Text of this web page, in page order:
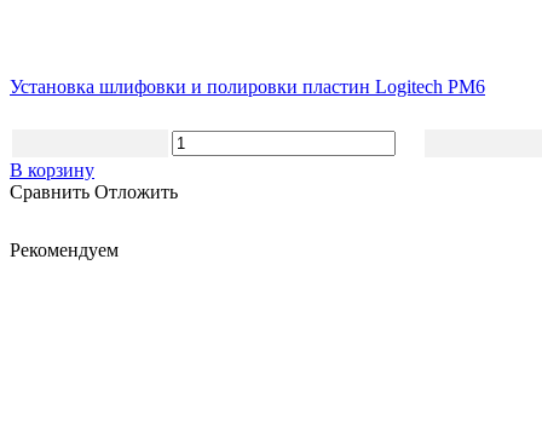
Установка шлифовки и полировки пластин Logitech PM6
В корзину
Сравнить Отложить
Рекомендуем